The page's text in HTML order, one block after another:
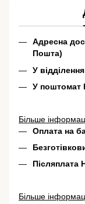
Адресна
Пошта)
У
У поштомат
Більше
Оплата на
Післяплата
Більше